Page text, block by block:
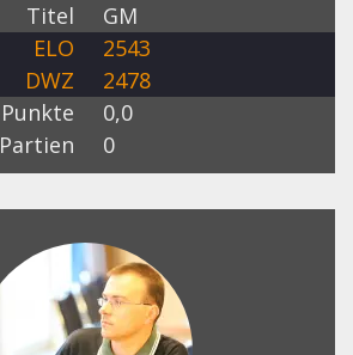
Titel
GM
ELO
2543
DWZ
2478
Punkte
0,0
Partien
0